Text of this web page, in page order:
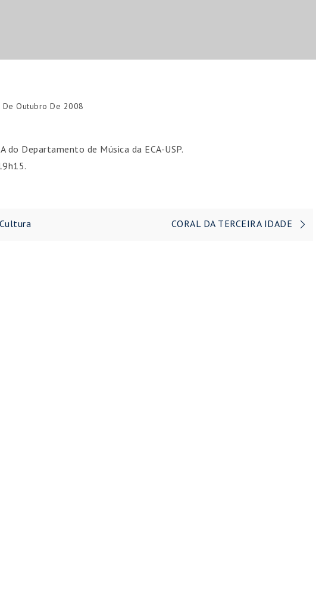
De Outubro De 2008
Departamento de Música da ECA-USP.
CORAL DA TERCEIRA IDADE